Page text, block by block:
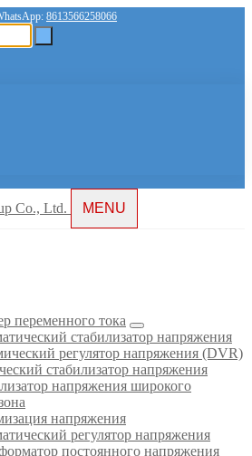
8613566258066
MENU
переменного тока
стабилизатор напряжения
регулятор напряжения (DVR)
стабилизатор напряжения
напряжения широкого
напряжения
регулятор напряжения
постоянного напряжения